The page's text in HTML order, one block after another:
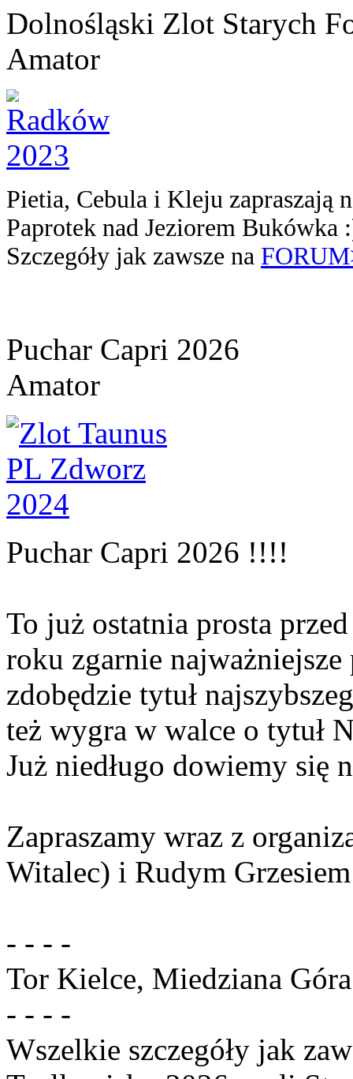
Dolnośląski Zlot Starych
Amator
Pietia, Cebula i Kleju zapraszają
Paprotek nad Jeziorem Bukówka
Szczegóły jak zawsze na
Puchar Capri 2026
Amator
Puchar Capri 2026 !!!!
To już ostatnia prosta
roku zgarnie
zdobędzie tytuł
też wygra w walce o tytuł
Już niedługo dowiemy się
Zapraszamy wraz z
Witalec) i Rudym
- - - -
Tor Kielce, Miedziana
- - - -
Wszelkie szczegóły jak